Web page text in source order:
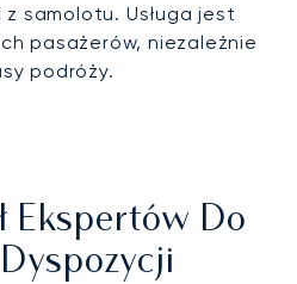
samolotu. Usługa jest
pasażerów, niezależnie
podróży.
Ekspertów Do
Dyspozycji